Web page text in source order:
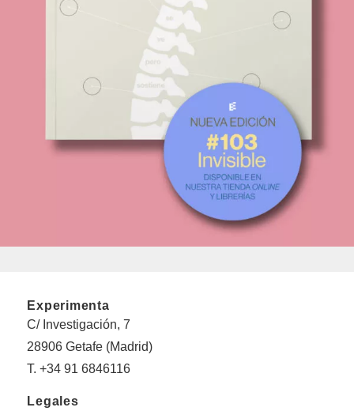
Experimenta
C/ Investigación, 7
28906 Getafe (Madrid)
T. +34 91 6846116
Legales